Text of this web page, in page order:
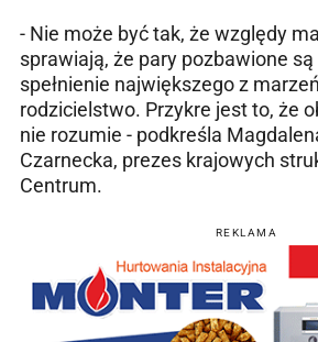
- Nie może być tak, że względy
sprawiają, że pary pozbawione są
spełnienie największego z
rodzicielstwo. Przykre jest to, że
nie rozumie - podkreśla
Czarnecka, prezes krajowych
Centrum.
REKLAMA